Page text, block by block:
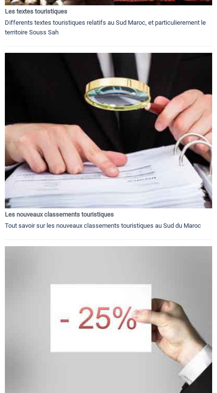
Les textes touristiques
Differents textes touristiques relatifs au Sud Maroc, et particulierement le
territoire Souss Sah
Les nouveaux classements touristiques
Tout savoir sur les nouveaux classements touristiques au Sud du Maroc